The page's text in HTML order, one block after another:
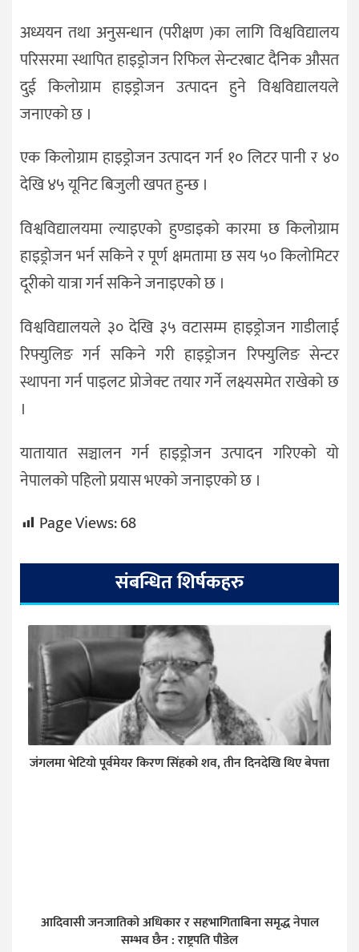
अध्ययन तथा अनुसन्धान (परीक्षण )का लागि विश्वविद्यालय
परिसरमा स्थापित हाइड्रोजन रिफिल सेन्टरबाट दैनिक औसत
दुई किलोग्राम हाइड्रोजन उत्पादन हुने विश्वविद्यालयले
जनाएको छ ।
एक किलोग्राम हाइड्रोजन उत्पादन गर्न १० लिटर पानी र ४०
देखि ४५ यूनिट बिजुली खपत हुन्छ ।
विश्वविद्यालयमा ल्याइएको हुण्डाइको कारमा छ किलोग्राम
हाइड्रोजन भर्न सकिने र पूर्ण क्षमतामा छ सय ५० किलोमिटर
दूरीको यात्रा गर्न सकिने जनाइएको छ ।
विश्वविद्यालयले ३० देखि ३५ वटासम्म हाइड्रोजन गाडीलाई
रिफ्युलिङ गर्न सकिने गरी हाइड्रोजन रिफ्युलिङ सेन्टर
स्थापना गर्न पाइलट प्रोजेक्ट तयार गर्ने लक्ष्यसमेत राखेको छ
।
यातायात सञ्चालन गर्न हाइड्रोजन उत्पादन गरिएको यो
नेपालको पहिलो प्रयास भएको जनाइएको छ ।
Page Views:68
संबन्धित शिर्षकहरु
जंगलमा भेटियो पूर्वमेयर किरण सिंहको शव, तीन दिनदेखि थिए बेपत्ता
आदिवासी जनजातिको अधिकार र सहभागिताबिना समृद्ध नेपाल
सम्भव छैन : राष्ट्रपति पौडेल